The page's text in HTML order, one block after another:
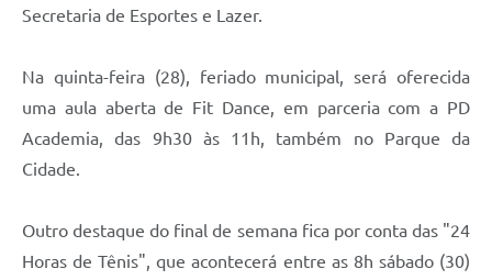
SIC
Secretaria de Esportes e Lazer.
Na quinta-feira (28), feriado municipal, será oferecida
uma aula aberta de Fit Dance, em parceria com a PD
Academia, das 9h30 às 11h, também no Parque da
Cidade.
Outro destaque do final de semana fica por conta das "24
Horas de Tênis", que acontecerá entre as 8h sábado (30)